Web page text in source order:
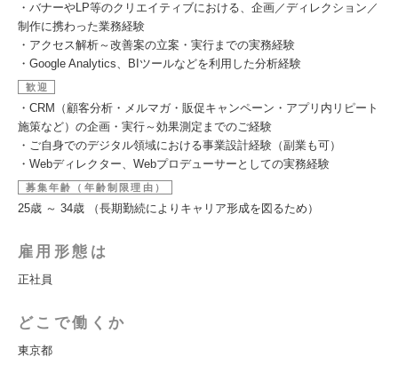
・バナーやLP等のクリエイティブにおける、企画／ディレクション／
制作に携わった業務経験
・アクセス解析～改善案の立案・実行までの実務経験
・Google Analytics、BIツールなどを利用した分析経験
歓迎
・CRM（顧客分析・メルマガ・販促キャンペーン・アプリ内リピート
施策など）の企画・実行～効果測定までのご経験
・ご自身でのデジタル領域における事業設計経験（副業も可）
・Webディレクター、Webプロデューサーとしての実務経験
募集年齢（年齢制限理由）
25歳 ～ 34歳 （長期勤続によりキャリア形成を図るため）
雇用形態は
正社員
どこで働くか
東京都